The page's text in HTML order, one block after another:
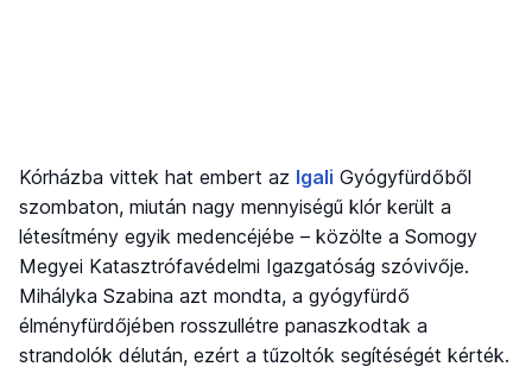
Kórházba vittek hat embert az Igali Gyógyfürdőből
szombaton, miután nagy mennyiségű klór került a
létesítmény egyik medencéjébe – közölte a Somogy
Megyei Katasztrófavédelmi Igazgatóság szóvivője.
Mihályka Szabina azt mondta, a gyógyfürdő
élményfürdőjében rosszullétre panaszkodtak a
strandolók délután, ezért a tűzoltók segítéségét kérték.